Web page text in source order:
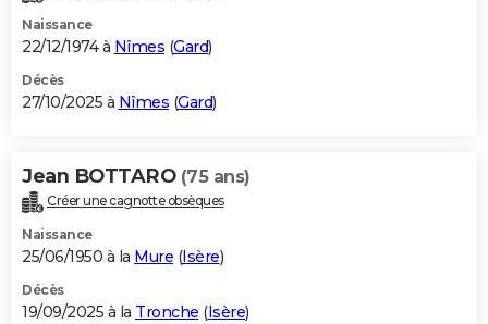
Naissance
22/12/1974 à Nîmes (Gard)
Décès
27/10/2025 à Nîmes (Gard)
Jean BOTTARO (75 ans)
Créer une cagnotte obsèques
Naissance
25/06/1950 à la Mure (Isère)
Décès
19/09/2025 à la Tronche (Isère)